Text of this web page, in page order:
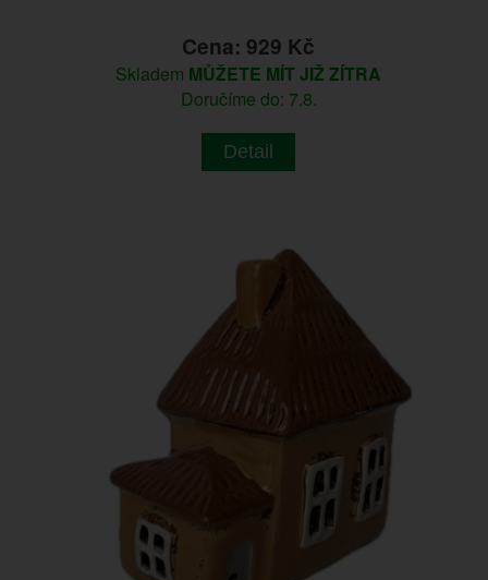
Cena: 929 Kč
Skladem MŮŽETE MÍT JIŽ ZÍTRA
Doručíme do: 7.8.
Detail